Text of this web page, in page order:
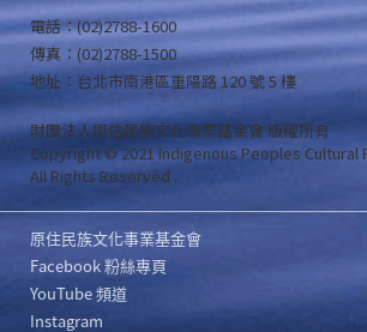
電話：(02)2788-1600
傳真：(02)2788-1500
地址：台北市南港區重陽路 120 號 5 樓
財團法人原住民族文化事業基金會 版權所有
Copyright © 2021 Indigenous Peoples Cultural
All Rights Reserved .
原住民族文化事業基金會
Facebook 粉絲專頁
YouTube 頻道
Instagram